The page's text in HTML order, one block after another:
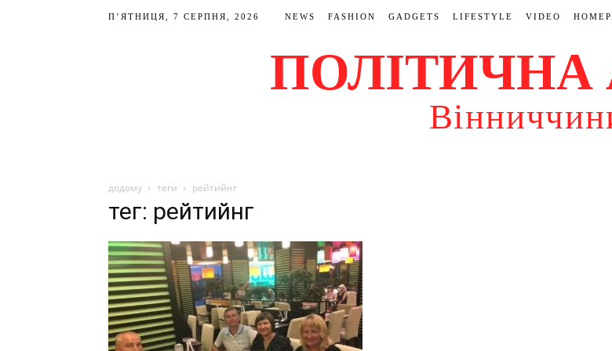
П’ЯТНИЦЯ, 7 СЕРПНЯ, 2026 NEWS FASHION GADGETS LIFESTYLE VIDEO
ПОЛІТИЧНА
додому теги рейтийнг
тег: рейтийнг